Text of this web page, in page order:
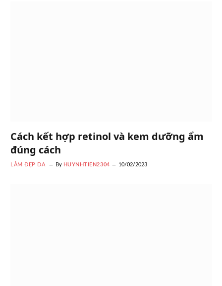
Cách kết hợp retinol và kem dưỡng ẩm
đúng cách
LÀM ĐẸP DA By HUYNHTIEN2304 10/02/2023